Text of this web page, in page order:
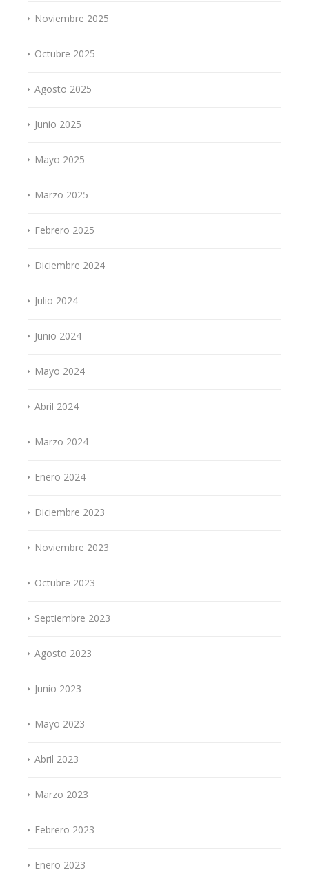
Noviembre 2025
Octubre 2025
Agosto 2025
Junio 2025
Mayo 2025
Marzo 2025
Febrero 2025
Diciembre 2024
Julio 2024
Junio 2024
Mayo 2024
Abril 2024
Marzo 2024
Enero 2024
Diciembre 2023
Noviembre 2023
Octubre 2023
Septiembre 2023
Agosto 2023
Junio 2023
Mayo 2023
Abril 2023
Marzo 2023
Febrero 2023
Enero 2023